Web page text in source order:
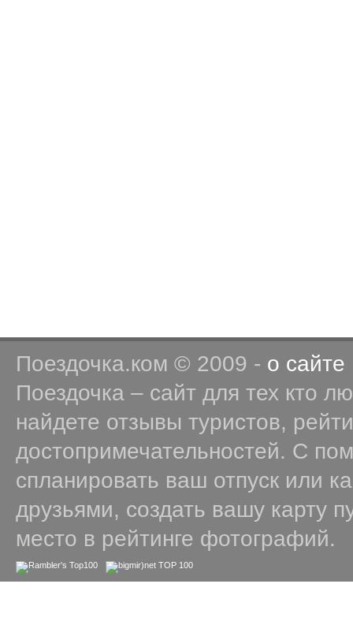
Поездочка.ком © 2009 - о сайте
Поездочка – сайт для тех кто
найдете отзывы туристов,
достопримечательностей. С
спланировать ваш отпуск или
друзьями, создать вашу карту
место в рейтинге фотографий.